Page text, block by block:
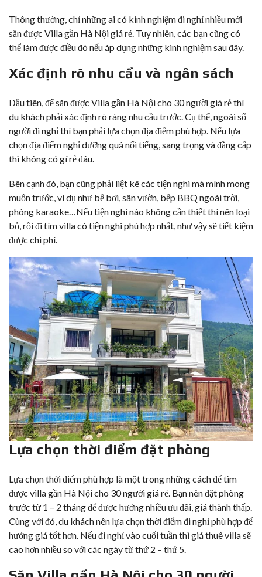
Thông thường, chỉ những ai có kinh nghiệm đi nghỉ nhiều mới
săn được Villa gần Hà Nội giá rẻ. Tuy nhiên, các bạn cũng có
thể làm được điều đó nếu áp dụng những kinh nghiệm sau đây.
Xác định rõ nhu cầu và ngân sách
Đầu tiên, để săn được Villa gần Hà Nội cho 30 người giá rẻ thì
du khách phải xác định rõ ràng nhu cầu trước. Cụ thể, ngoài số
người đi nghỉ thì bạn phải lựa chọn địa điểm phù hợp. Nếu lựa
chọn địa điểm nghỉ dưỡng quá nổi tiếng, sang trọng và đẳng cấp
thì không có gí rẻ đâu.
Bên cạnh đó, bạn cũng phải liệt kê các tiện nghi mà mình mong
muốn trước, ví dụ như bể bơi, sân vườn, bếp BBQ ngoài trời,
phòng karaoke…Nếu tiện nghi nào không cần thiết thì nên loại
bỏ, rồi đi tìm villa có tiện nghi phù hợp nhất, như vậy sẽ tiết kiệm
được chi phí.
Lựa chọn thời điểm đặt phòng
Lựa chọn thời điểm phù hợp là một trong những cách để tìm
được villa gần Hà Nội cho 30 người giá rẻ. Bạn nên đặt phòng
trước từ 1 – 2 tháng để được hưởng nhiều ưu đãi, giá thành thấp.
Cùng với đó, du khách nên lựa chọn thời điểm đi nghỉ phù hợp để
hưởng giá tốt hơn. Nếu đi nghỉ vào cuối tuần thì giá thuê villa sẽ
cao hơn nhiều so với các ngày từ thứ 2 – thứ 5.